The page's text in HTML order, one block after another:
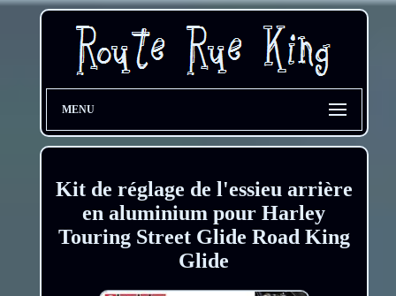
MENU
Kit de réglage de l'essieu arrière
en aluminium pour Harley
Touring Street Glide Road King
Glide